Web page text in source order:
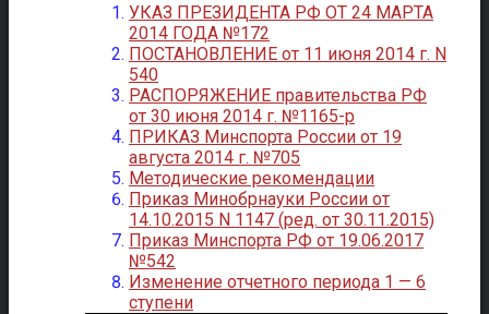
УКАЗ ПРЕЗИДЕНТА РФ ОТ 24 МАРТА
2014 ГОДА №172
ПОСТАНОВЛЕНИЕ от 11 июня 2014 г. N
540
РАСПОРЯЖЕНИЕ правительства РФ
от 30 июня 2014 г. №1165-р
ПРИКАЗ Минспорта России от 19
августа 2014 г. №705
Методические рекомендации
Приказ Минобрнауки России от
14.10.2015 N 1147 (ред. от 30.11.2015)
Приказ Минспорта РФ от 19.06.2017
№542
Изменение отчетного периода 1 — 6
ступени